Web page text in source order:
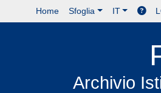
Home Sfoglia IT
Archivio